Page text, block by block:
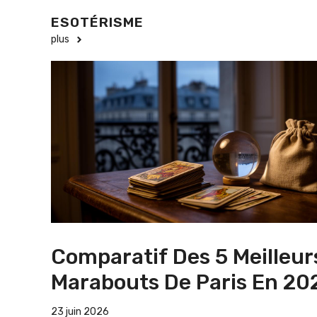
ESOTÉRISME
plus
Comparatif Des 5
Marabouts De Paris En
23 juin 2026